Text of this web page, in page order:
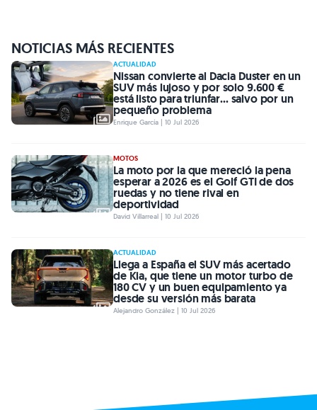
NOTICIAS MÁS RECIENTES
ACTUALIDAD
Nissan convierte al Dacia Duster en un
SUV más lujoso y por solo 9.600 €
está listo para triunfar... salvo por un
pequeño problema
Enrique García | 10 Jul 2026
MOTOS
La moto por la que mereció la pena
esperar a 2026 es el Golf GTI de dos
ruedas y no tiene rival en
deportividad
David Villarreal | 10 Jul 2026
ACTUALIDAD
Llega a España el SUV más acertado
de Kia, que tiene un motor turbo de
180 CV y un buen equipamiento ya
desde su versión más barata
Alejandro González | 10 Jul 2026